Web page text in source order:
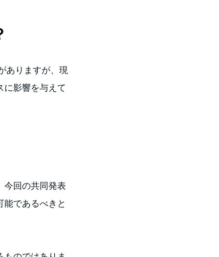
ありますが、現
に影響を与えて
今回の共同発表
能であるべきと